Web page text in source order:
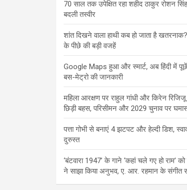
70 साल तक उपेक्षित रहा शहीद ठाकुर रोशन
बदली तस्वीर
शांत दिखने वाला हाथी कब हो जाता है
के पीछे की बड़ी वजहें
Google Maps हुआ और स्मार्ट, अब हिंदी में पूछें
बस-मेट्रो की जानकारी
महिला आरक्षण पर राहुल गांधी और किरेन
छिड़ी बहस, परिसीमन और 2029 चुनाव पर
पत्ता गोभी से बनाएं 4 झटपट और हेल्दी डिश,
दुरुस्त
‘बंटवारा 1947’ के गाने ‘कहां चले गए हो राम’
ने साझा किया अनुभव, ए. आर. रहमान के संगीत